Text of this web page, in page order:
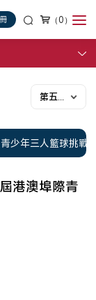
（0）
第五十四屆
少年三人籃球挑戰
港澳埠際青